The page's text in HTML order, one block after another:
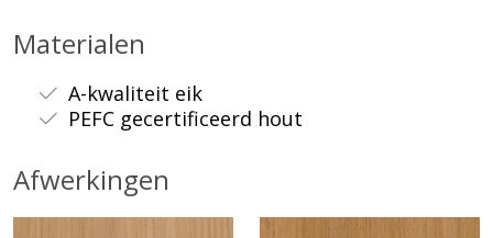
Materialen
A-kwaliteit eik
PEFC gecertificeerd hout
Afwerkingen